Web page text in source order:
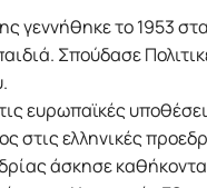
το 1953
Σπούδασε
ευρωπαϊκές
στις ελληνικές
άσκησε